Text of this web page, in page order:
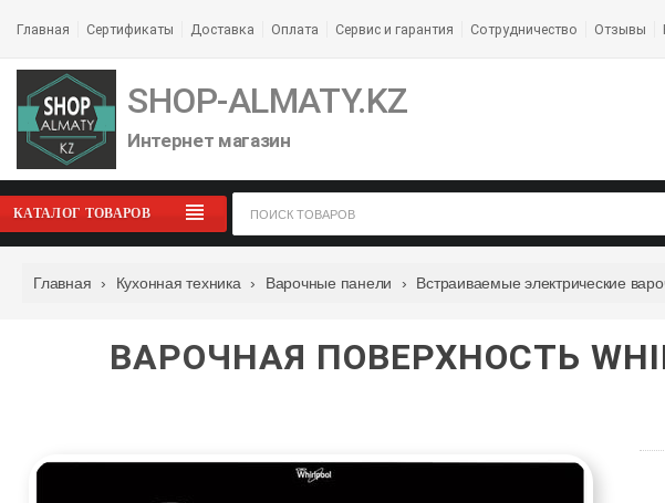
Главная Сертификаты Доставка Оплата Сервис и гарантия Сотрудничество Отзывы
SHOP-ALMATY.KZ
Интернет магазин
КАТАЛОГ ТОВАРОВ
Главная › Кухонная техника › Варочные панели › Встраиваемые электрические
ВАРОЧНАЯ ПОВЕРХНОСТЬ